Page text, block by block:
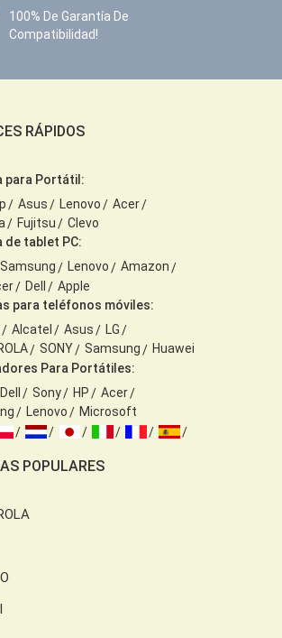
100% De Garantía De
Compatibilidad!
RÁPIDOS
para Portátil:
Asus Lenovo
Acer
Fujitsu
Clevo
de tablet PC:
Samsung Lenovo
Amazon
Dell
Apple
para teléfonos móviles:
Alcatel Asus
LG
SONY Samsung
Huawei
Para Portátiles:
Dell Sony HP
Acer
Lenovo Microsoft
POPULARES